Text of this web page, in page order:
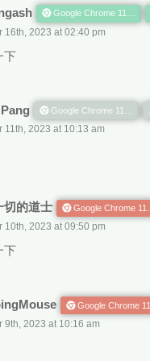
Google Chrome 118.0.0.0
16th, 2023 at 02:40 pm
下
Google Chrome 118.0.0.0
11th, 2023 at 10:13 am
切的道士 Google Chrome 117.0.0.0
10th, 2023 at 09:50 pm
下
Google Chrome 117.0.0.0
9th, 2023 at 10:16 am